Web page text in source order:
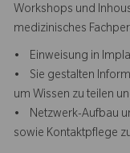
Workshops und
medizinisches
• Einweisung in
• Sie gestalten
um Wissen zu teilen
• Netzwerk-Aufbau
sowie Kontaktpflege